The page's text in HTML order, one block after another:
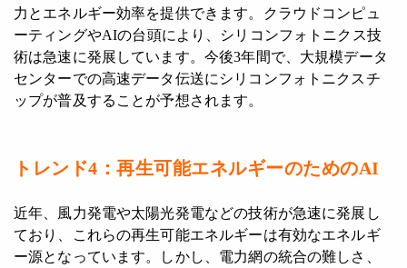
力とエネルギー効率を提供できます。クラウドコンピュ
ーティングやAIの台頭により、シリコンフォトニクス技
術は急速に発展しています。今後3年間で、大規模データ
センターでの高速データ伝送にシリコンフォトニクスチ
ップが普及することが予想されます。
トレンド4： 再生可能エネルギーのためのAI
近年、風力発電や太陽光発電などの技術が急速に発展し
ており、これらの再生可能エネルギーは有効なエネルギ
ー源となっています。しかし、電力網の統合の難しさ、